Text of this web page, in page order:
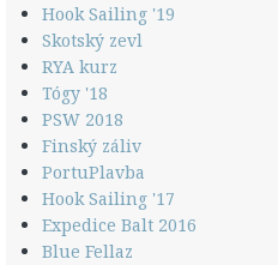
Hook Sailing '19
Skotský zevl
RYA kurz
Tógy '18
PSW 2018
Finský záliv
PortuPlavba
Hook Sailing '17
Expedice Balt 2016
Blue Fellaz